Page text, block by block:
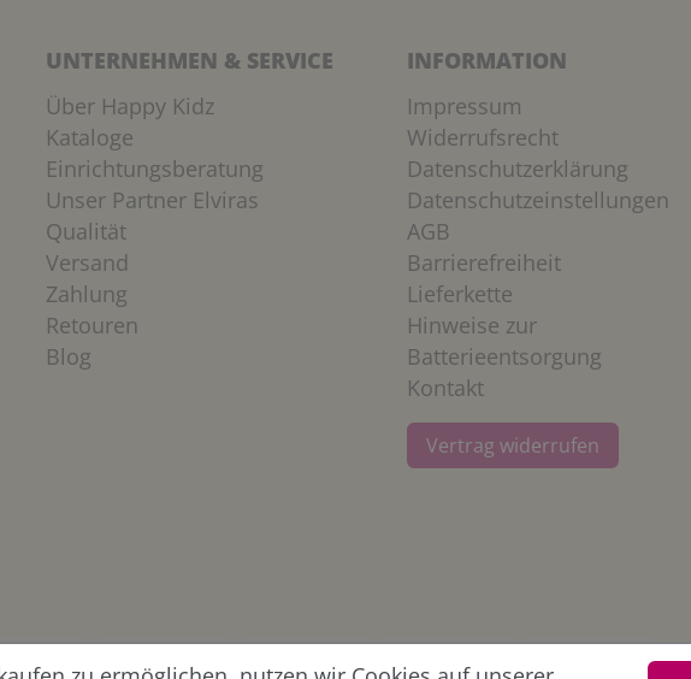
UNTERNEHMEN & SERVICE
Über Happy Kidz
Kataloge
Einrichtungsberatung
Unser Partner Elviras
Qualität
Versand
Zahlung
Retouren
Blog
INFORMATION
Impressum
Widerrufsrecht
Datenschutzerklärung
Datenschutzeinstellungen
AGB
Barrierefreiheit
Lieferkette
Hinweise zur
Batterieentsorgung
Kontakt
Vertrag widerrufen